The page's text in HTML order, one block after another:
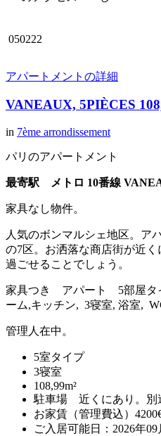
アパートメントの詳細
VANEAUX, 5PIÈCES
in 7ème arrondissement
パリのアパートメント
最寄駅 メトロ 10番線
家具なし物件。
人気のボンマルシェ地区。ア
の7区。お洒落な商店街が近
過ごせることでしょう。
家具つき アパート 5部屋タ
ーム,キッチン, 3寝室, 浴室,
管理人在中。
5室タイプ
3寝室
108,99m²
駐車場 近くにあり。別
お家賃（管理費込）
ご入居可能日：2026年09